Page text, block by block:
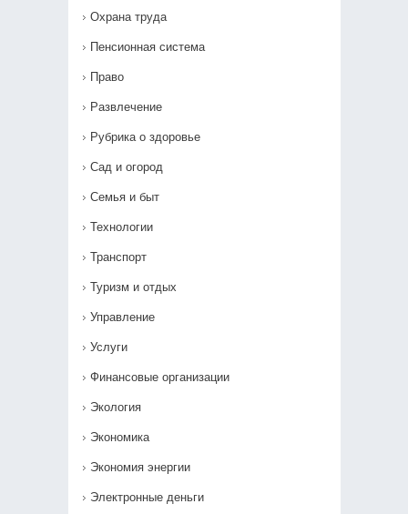
Охрана труда
Пенсионная система
Право
Развлечение
Рубрика о здоровье
Сад и огород
Семья и быт
Технологии
Транспорт
Туризм и отдых
Управление
Услуги
Финансовые организации
Экология
Экономика
Экономия энергии
Электронные деньги